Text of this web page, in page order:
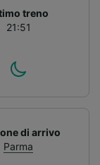
treno
21:51
di arrivo
Parma